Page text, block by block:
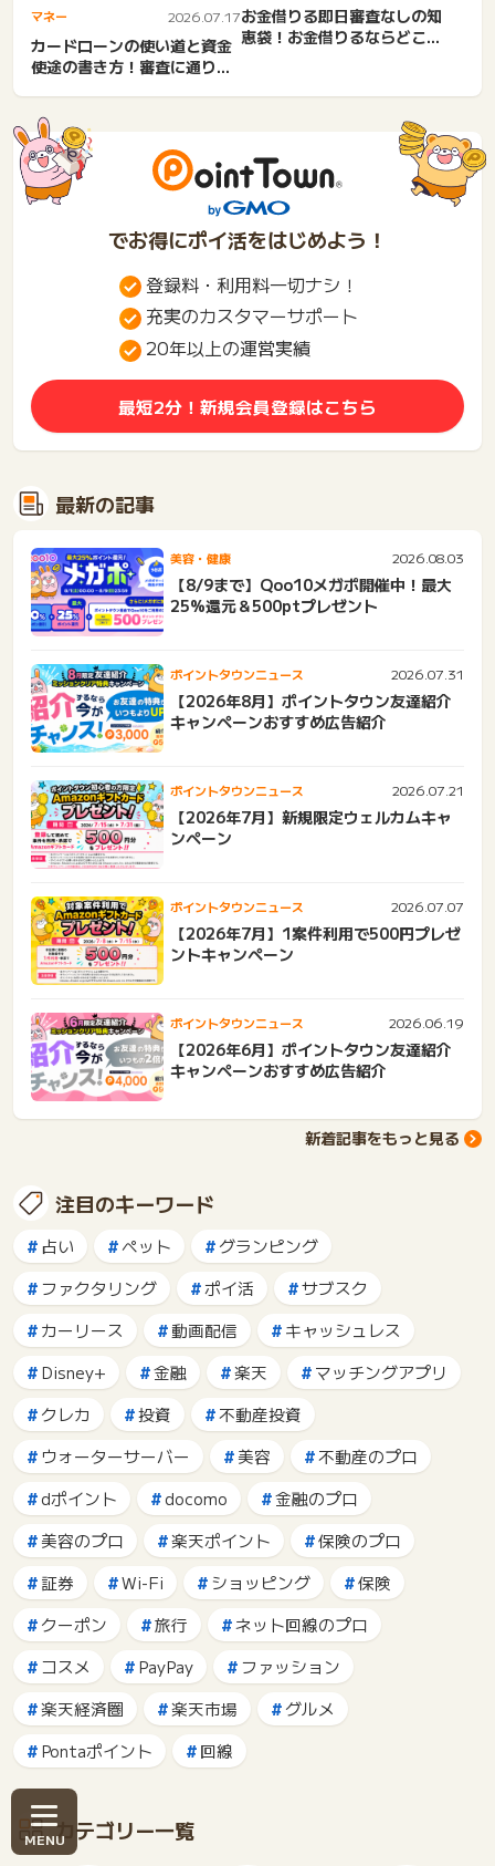
マネー 2026.07.17
カードローンの使い道と資金
使途の書き方！審査に通りや
お金借りる即日審査なしの知
恵袋！お金借りるならどこが
でお得にポイ活をはじめよう！
登録料・利用料一切ナシ！
充実のカスタマーサポート
20年以上の運営実績
最短2分！新規会員登録はこちら
最新の記事
美容・健康 2026.08.03
【8/9まで】Qoo10メガポ開催中！最大
25%還元＆500ptプレゼント
ポイントタウンニュース 2026.07.31
【2026年8月】ポイントタウン友達紹介
キャンペーンおすすめ広告紹介
ポイントタウンニュース 2026.07.21
【2026年7月】新規限定ウェルカムキャ
ンペーン
ポイントタウンニュース 2026.07.07
【2026年7月】1案件利用で500円プレゼ
ントキャンペーン
ポイントタウンニュース 2026.06.19
【2026年6月】ポイントタウン友達紹介
キャンペーンおすすめ広告紹介
新着記事をもっと見る
注目のキーワード
占い ペット
グランピング
ファクタリング
ポイ活
サブスク
カーリース
動画配信
キャッシュレス
Disney+
金融 楽天
マッチングアプリ
クレカ
投資
不動産投資
ウォーターサーバー
美容
不動産のプロ
dポイント
docomo
金融のプロ
美容のプロ
楽天ポイント
保険のプロ
証券
Wi-Fi ショッピング
保険
クーポン
旅行
ネット回線のプロ
コスメ
PayPay
ファッション
楽天経済圏
楽天市場
グルメ
Pontaポイント
回線
カテゴリー一覧